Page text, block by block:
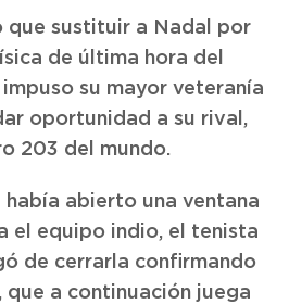
que sustituir a Nadal por
de última hora del
su mayor veteranía
oportunidad a su rival,
203 del mundo.
abierto una ventana
el equipo indio, el tenista
de cerrarla confirmando
que a continuación juega